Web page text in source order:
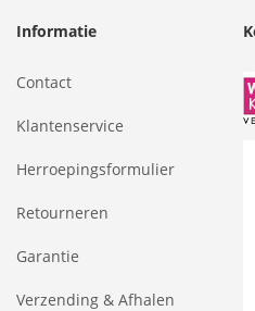
Informatie
Contact
Klantenservice
Herroepingsformulier
Retourneren
Garantie
Verzending & Afhalen